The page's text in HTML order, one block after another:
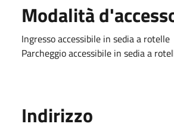
Modalità
Ingresso accessibile in sedia a rotelle
Parcheggio accessibile in sedia a
Indirizzo